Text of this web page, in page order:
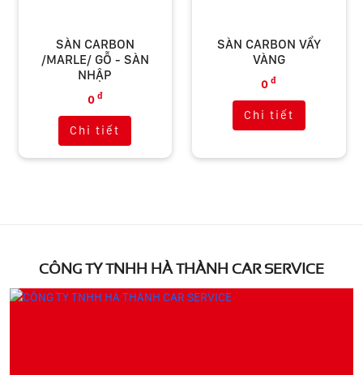
SÀN CARBON VẨY
VÀNG
Chi tiết
SÀN CARBON VẨY
TRẮNG
Chi tiết
CÔNG TY TNHH HÀ THÀNH CAR SERVICE